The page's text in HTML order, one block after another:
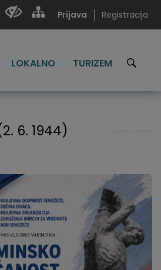
Prijava Registracija
LOKALNO TURIZEM
6. 1944)